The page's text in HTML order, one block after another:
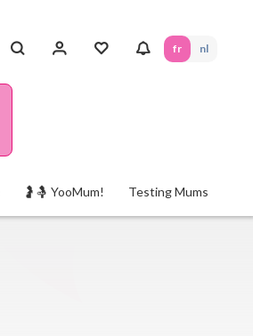
fr nl
🤰🤱 YooMum! Testing Mums